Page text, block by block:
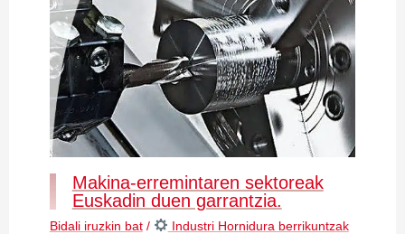
Makina-erremintaren sektoreak
Euskadin duen garrantzia.
Bidali iruzkin bat /
Industri Hornidura berrikuntzak